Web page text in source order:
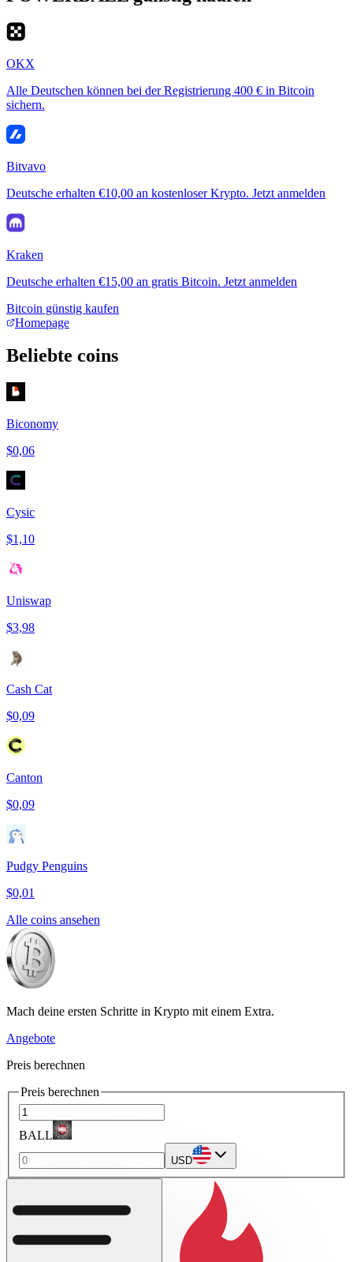
OKX
Alle Deutschen können bei der Registrierung 400 € in Bitcoin
sichern.
Bitvavo
Deutsche erhalten €10,00 an kostenloser Krypto. Jetzt anmelden
Kraken
Deutsche erhalten €15,00 an gratis Bitcoin. Jetzt anmelden
Bitcoin günstig kaufen
Homepage
Beliebte coins
Biconomy
$0,06
Cysic
$1,10
Uniswap
$3,98
Cash Cat
$0,09
Canton
$0,09
Pudgy Penguins
$0,01
Alle coins ansehen
Mach deine ersten Schritte in Krypto mit einem Extra.
Angebote
Preis berechnen
Preis berechnen
BALL
USD